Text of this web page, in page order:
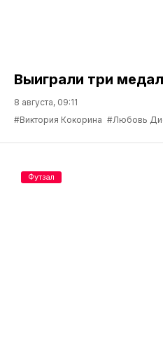
Выиграли три
8 августа, 09:11
#Виктория Кокорина #Любовь
Футзал